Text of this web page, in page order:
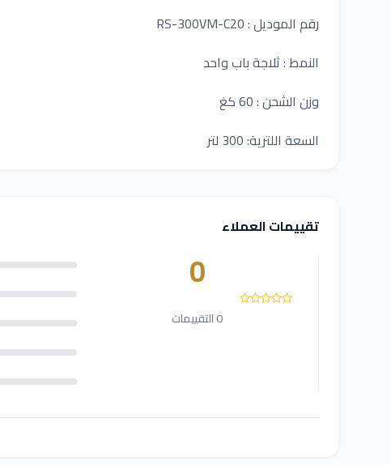
رقم الموديل : RS-300VM-C20
النمط : ثلاجة باب واحد
وزن الشحن : 60 كغ
السعة اللترية: 300 لتر
تقييمات العملاء
0
0 التقييمات